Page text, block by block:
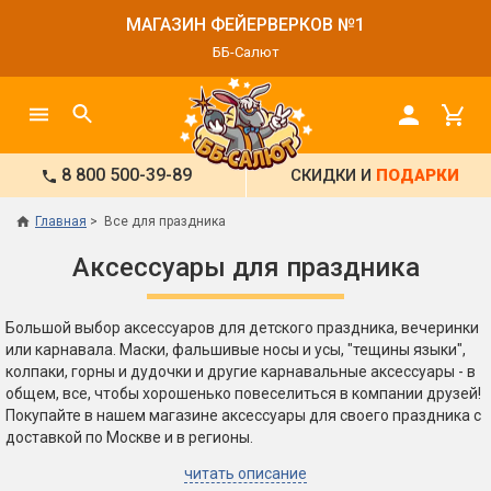
МАГАЗИН ФЕЙЕРВЕРКОВ №1
ББ-Салют
8 800 500-39-89 СКИДКИ И ПОДАРКИ
Главная Все для праздника
Аксессуары для праздника
Большой выбор аксессуаров для детского праздника, вечеринки
или карнавала. Маски, фальшивые носы и усы, "тещины языки",
колпаки, горны и дудочки и другие карнавальные аксессуары - в
общем, все, чтобы хорошенько повеселиться в компании друзей!
Покупайте в нашем магазине аксессуары для своего праздника с
доставкой по Москве и в регионы.
читать описание